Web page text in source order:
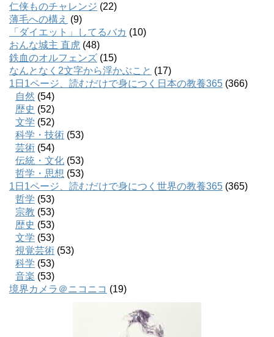
仁侠ものチャレンジ (22)
薄毛への構え (9)
「ダイエット」してるバカ (10)
おんな城主 直虎 (48)
鉄血のオルフェンズ (15)
なんとなく2文字から浮かぶこと (17)
1日1ページ、読むだけで身につく日本の教養365 (366)
自然 (54)
歴史 (52)
文学 (52)
科学・技術 (53)
芸術 (54)
伝統・文化 (53)
哲学・思想 (53)
1日1ページ、読むだけで身につく世界の教養365 (365)
哲学 (53)
宗教 (53)
歴史 (53)
文学 (53)
視覚芸術 (53)
科学 (53)
音楽 (53)
境界カメラ＠ニコニコ (19)